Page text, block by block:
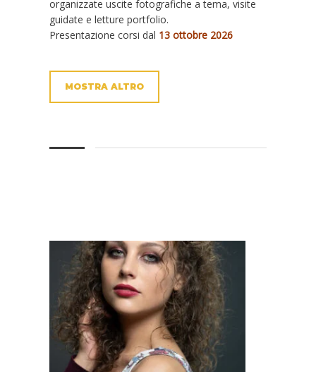
organizzate uscite fotografiche a tema, visite
guidate e letture portfolio.
Presentazione corsi dal 13 ottobre 2026
MOSTRA ALTRO